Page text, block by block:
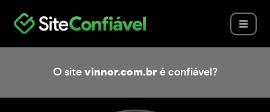
O site vinnor.com.bré confiável?